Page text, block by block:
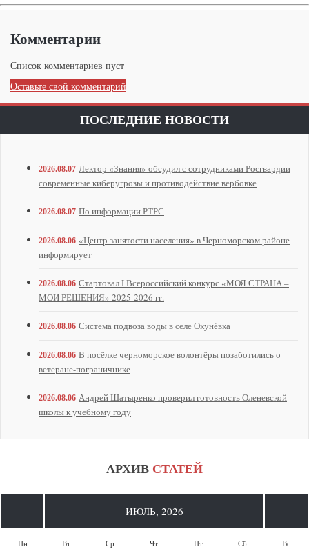
Комментарии
Список комментариев пуст
Оставьте свой комментарий
ПОСЛЕДНИЕ НОВОСТИ
2026.08.07 Лектор «Знания» обсудил с сотрудниками Росгвардии
современные киберугрозы и противодействие вербовке
2026.08.07 ⁠По информации РТРС
2026.08.06 «Центр занятости населения» в Черноморском районе
информирует
2026.08.06 Стартовал I Всероссийский конкурс «МОЯ СТРАНА –
МОИ РЕШЕНИЯ» 2025-2026 гг.
2026.08.06 Система подвоза воды в селе Окунёвка
2026.08.06 В посёлке черноморское волонтёры позаботились о
ветеране-пограничнике
2026.08.06 Андрей Шатыренко проверил готовность Оленевской
школы к учебному году
АРХИВ СТАТЕЙ
ИЮЛЬ, 2026
Пн Вт Ср Чт Пт Cб Вс